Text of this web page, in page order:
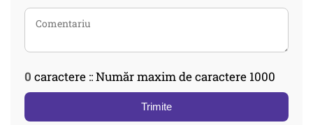
0 caractere :: Număr maxim de caractere 1000
Trimite